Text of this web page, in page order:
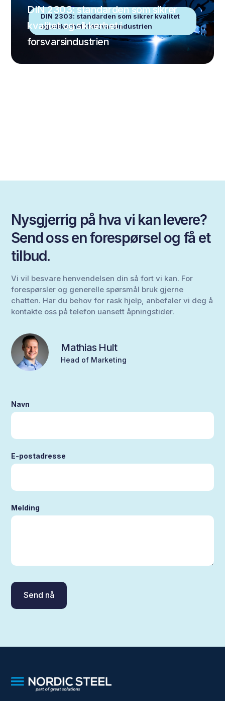
DIN 2303: standarden som sikrer kvalitet
og sikkerhet i forsvarsindustrien
DIN 2303: standarden som sikrer
kvalitet og sikkerhet i
forsvarsindustrien
Nysgjerrig på hva vi kan levere?
Send oss en forespørsel og få et
tilbud.
Vi vil besvare henvendelsen din så fort vi kan. For
forespørsler og generelle spørsmål bruk gjerne
chatten. Har du behov for rask hjelp, anbefaler vi deg å
kontakte oss på telefon uansett åpningstider.
Mathias Hult
Head of Marketing
Navn
E-postadresse
Melding